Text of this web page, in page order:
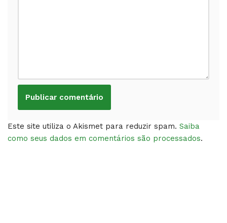
Este site utiliza o Akismet para reduzir spam. Saiba
como seus dados em comentários são processados.